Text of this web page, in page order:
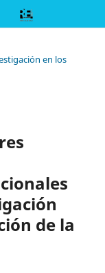
en los
de la